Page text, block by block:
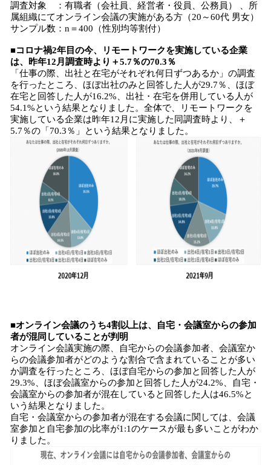
調査対象 ：有職者（会社員、経営者・役員、公務員） 、所
属組織にてオンライン会議の実施がある方（20～60代 男女）
サンプル数：n＝400（性別均等割付）
■コロナ禍2年目の今、リモートワークを実施している企業
は、昨年12月調査時より＋5.7％の70.3％
「仕事の際、出社と在宅がそれぞれ何日ずつあるか」の調査
を行ったところ、ほぼ出社のみと回答した人が29.7％、ほぼ
在宅と回答した人が16.2%、出社・在宅を併用している人が
54.1%という結果となりました。全体で、リモートワークを
実施している企業は昨年12月に実施した同調査時より、＋
5.7％の「70.3％」という結果となりました。
■オンライン会議のうち4割以上は、自宅・会議室からの参加
者が混同していることが判明
オンライン会議実施の際、自宅からの会議参加者、会議室か
らの会議参加者がどのような割合で含まれていることが多い
か調査を行ったところ、ほぼ自宅からの参加と回答した人が
29.3%、ほぼ会議室からの参加と回答した人が24.2%、自宅・
会議室からの参加者が混在していると回答した人は46.5%と
いう結果となりました。
自宅・会議室からの参加者が混在する会議に関しては、会議
室参加と自宅参加の比率が1:1のケースが最も多いことがわか
りました。